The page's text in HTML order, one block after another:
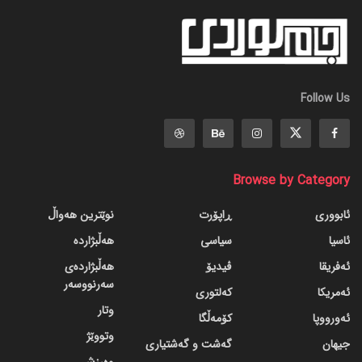
Follow Us
Browse by Category
ئابووری
ئاسیا
ئەفریقا
ئەمریکا
ئەورووپا
جیهان
ڕاپۆرت
سیاسی
ڤیدیۆ
کەلتوری
کۆمەڵگا
گه‌شت و گه‌شتیاری
نوێترین هەواڵ
هەڵبژاردە
هەڵبژاردەی
سەرنووسەر
وتار
وتووێژ